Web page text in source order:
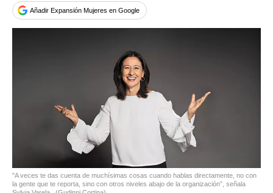
Añadir Expansión Mujeres en Google
"A veces te das cuenta de muchísimas cosas cuando hablas directamente, no con
la gente que te reporta, sino con otros niveles abajo de la organización”, señala